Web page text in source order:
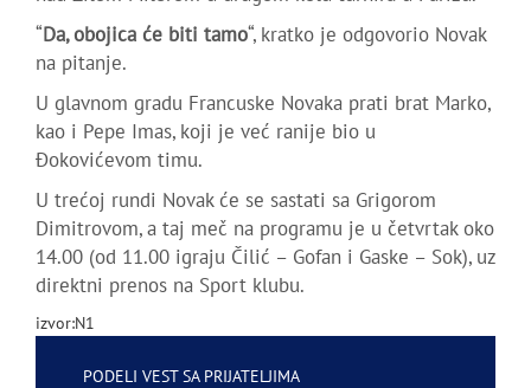
“Da, obojica će biti tamo“, kratko je odgovorio Novak
na pitanje.
U glavnom gradu Francuske Novaka prati brat Marko,
kao i Pepe Imas, koji je već ranije bio u
Đokovićevom timu.
U trećoj rundi Novak će se sastati sa Grigorom
Dimitrovom, a taj meč na programu je u četvrtak oko
14.00 (od 11.00 igraju Čilić – Gofan i Gaske – Sok), uz
direktni prenos na Sport klubu.
izvor:N1
PODELI VEST SA PRIJATELJIMA